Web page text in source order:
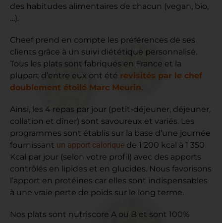
des habitudes alimentaires de chacun (vegan, bio,
…).
Cheef prend en compte les préférences de ses
clients grâce à un suivi diététique personnalisé.
Tous les plats sont fabriqués en France et la
plupart d’entre eux ont été revisités par le chef
doublement étoilé Marc Meurin.
Ainsi, les 4 repas par jour (petit-déjeuner, déjeuner,
collation et dîner) sont savoureux et variés. Les
programmes sont établis sur la base d’une journée
fournissant un apport calorique de 1 200 kcal à 1 350
Kcal par jour (selon votre profil) avec des apports
contrôlés en lipides et en glucides. Nous favorisons
l’apport en protéines car elles sont indispensables
à une vraie perte de poids sur le long terme.
Nos plats sont nutriscore A ou B et sont 100%